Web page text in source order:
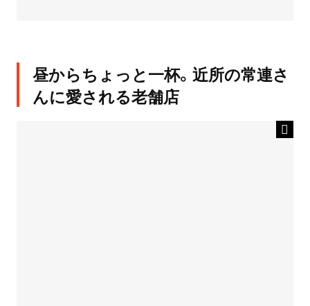
昼からちょっと一杯。近所の常連さ
んに愛される老舗店